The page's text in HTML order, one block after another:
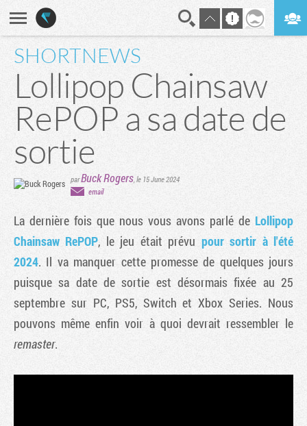
SHORTNEWS
Lollipop Chainsaw
RePOP a sa date de
sortie
parBuck Rogers,le 15 June 2024
email
La dernière fois que nous vous avons parlé de Lollipop
Chainsaw RePOP, le jeu était prévu pour sortir à l'été
2024. Il va manquer cette promesse de quelques jours
puisque sa date de sortie est désormais fixée au 25
septembre sur PC, PS5, Switch et Xbox Series. Nous
pouvons même enfin voir à quoi devrait ressembler le
remaster.